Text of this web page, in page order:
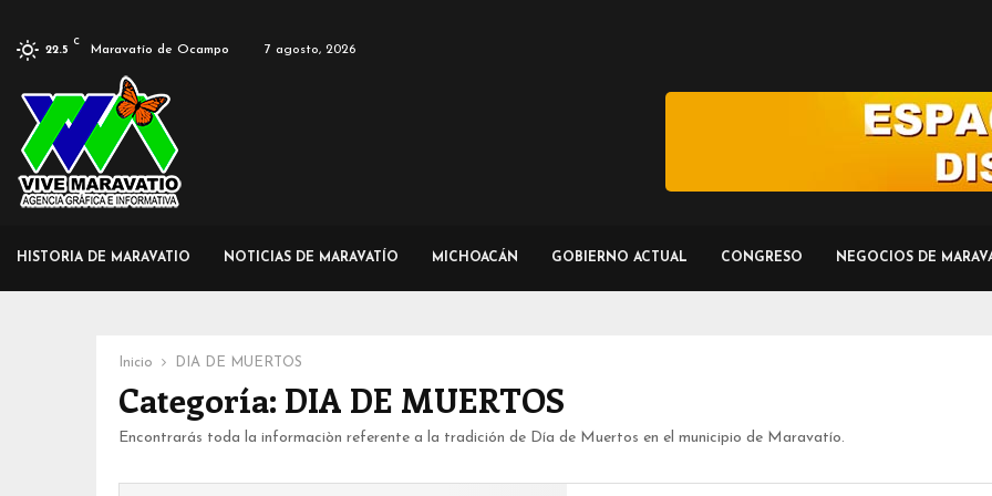
22.5
C
Maravatío de Ocampo 7 agosto, 2026
HISTORIA DE MARAVATIO NOTICIAS DE MARAVATÍO MICHOACÁN GOBIERNO ACTUAL CONGRESO NEGOCIOS DE
Inicio DIA DE MUERTOS
Categoría: DIA DE MUERTOS
Encontrarás toda la informaciòn referente a la tradición de Día de Muertos en el municipio de Maravatío.